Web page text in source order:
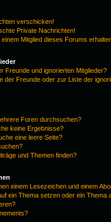
verschicken!
Private Nachrichten!
Mitglied dieses Forums
Freunde und ignorierten Mitglieder?
der Freunde oder zur Liste der
Foren durchsuchen?
keine Ergebnisse?
eine leere Seite?
und Themen finden?
einem Lesezeichen und einem
ein Thema setzen oder ein Thema